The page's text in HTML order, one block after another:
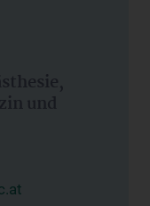
und